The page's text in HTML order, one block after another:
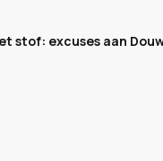
stof: excuses aan